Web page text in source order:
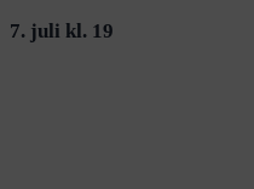
7. juli kl. 19